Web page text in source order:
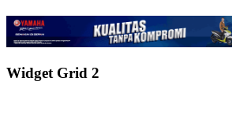
Widget Grid 2